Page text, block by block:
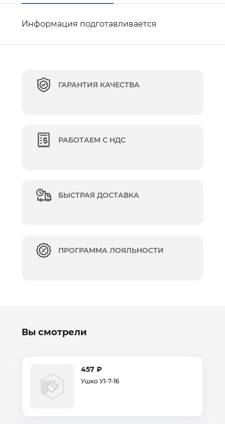
Информация подготавливается
ГАРАНТИЯ КАЧЕСТВА
РАБОТАЕМ С НДС
БЫСТРАЯ ДОСТАВКА
ПРОГРАММА ЛОЯЛЬНОСТИ
Вы смотрели
457 ₽
Ушко У1-7-16